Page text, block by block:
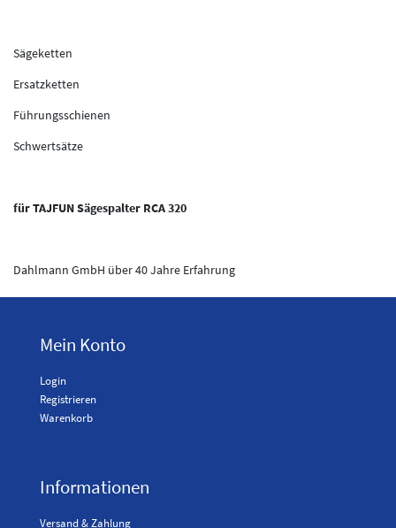
Sägeketten
Ersatzketten
Führungsschienen
Schwertsätze
für TAJFUN Sägespalter RCA 320
Dahlmann GmbH über 40 Jahre Erfahrung
Mein Konto
Login
Registrieren
Warenkorb
Informationen
Versand & Zahlung